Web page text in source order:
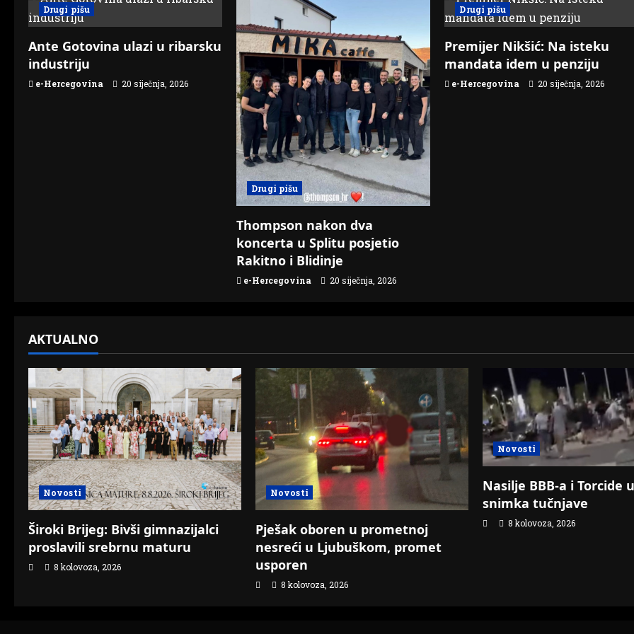
v
i
g
Drugi pišu
Ante Gotovina ulazi u ribarsku
industriju
e-Hercegovina 20 siječnja, 2026
Drugi pišu
Thompson nakon dva
koncerta u Splitu posjetio
Rakitno i Blidinje
e-Hercegovina 20 siječnja, 2026
Drugi pišu
Premijer Nikšić: Na isteku
mandata idem u penziju
e-Hercegovina 20 siječnja, 2026
AKTUALNO
Novosti
Široki Brijeg: Bivši gimnazijalci
proslavili srebrnu maturu
8 kolovoza, 2026
Novosti
Pješak oboren u prometnoj
nesreći u Ljubuškom, promet
usporen
8 kolovoza, 2026
Novosti
Nasilje BBB-a i Torcide
snimka tučnjave
8 kolovoza, 2026